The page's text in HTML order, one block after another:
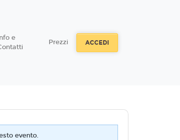
e
Prezzi ACCEDI
evento.